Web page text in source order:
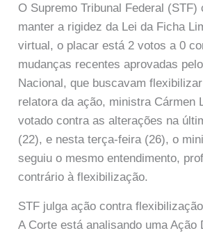
O Supremo Tribunal Federal (STF)
manter a rigidez da Lei da Ficha
virtual, o placar está 2 votos a 0
mudanças recentes aprovadas
Nacional, que buscavam
relatora da ação, ministra Cármen
votado contra as alterações na
(22), e nesta terça-feira (26), o
seguiu o mesmo entendimento,
contrário à flexibilização.
STF julga ação contra
A Corte está analisando uma Ação